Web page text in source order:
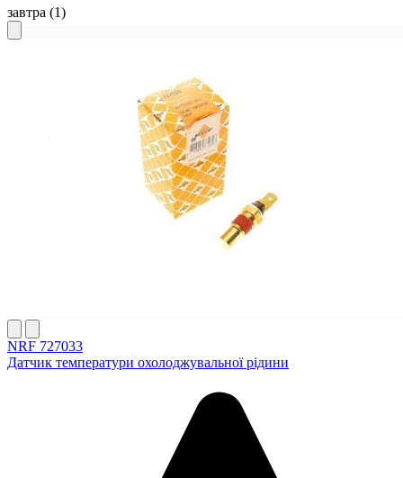
завтра (1)
NRF 727033
Датчик температури охолоджувальної рідини